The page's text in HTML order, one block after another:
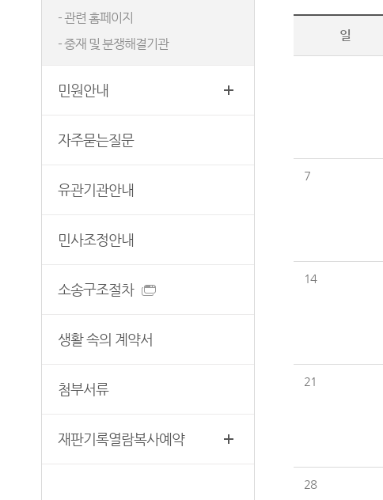
- 관련 홈페이지
- 중재 및 분쟁해결기관
민원안내
자주묻는질문
유관기관안내
민사조정안내
소송구조절차
생활 속의 계약서
첨부서류
재판기록열람복사예약
일
7
14
21
28